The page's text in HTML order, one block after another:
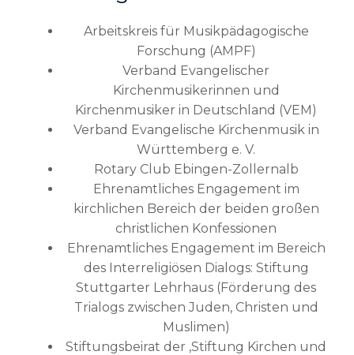
Arbeitskreis für Musikpädagogische
Forschung (AMPF)
Verband Evangelischer
Kirchenmusikerinnen und
Kirchenmusiker in Deutschland (VEM)
Verband Evangelische Kirchenmusik in
Württemberg e. V.
Rotary Club Ebingen-Zollernalb
Ehrenamtliches Engagement im
kirchlichen Bereich der beiden großen
christlichen Konfessionen
Ehrenamtliches Engagement im Bereich
des Interreligiösen Dialogs: Stiftung
Stuttgarter Lehrhaus (Förderung des
Trialogs zwischen Juden, Christen und
Muslimen)
Stiftungsbeirat der ‚Stiftung Kirchen und